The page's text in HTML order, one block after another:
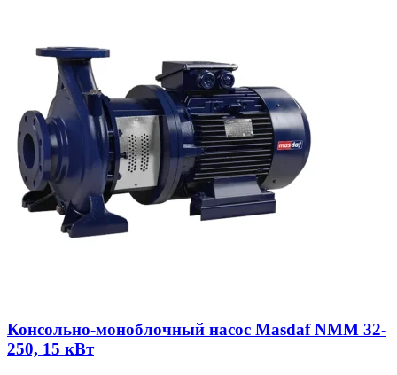
Консольно-моноблочный насос Masdaf NMM 32-
250, 15 кВт